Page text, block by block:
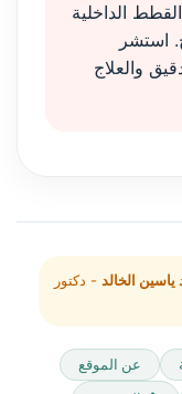
الداخلية
استشر
والعلاج
الخالد - دكتور
عن الموقع